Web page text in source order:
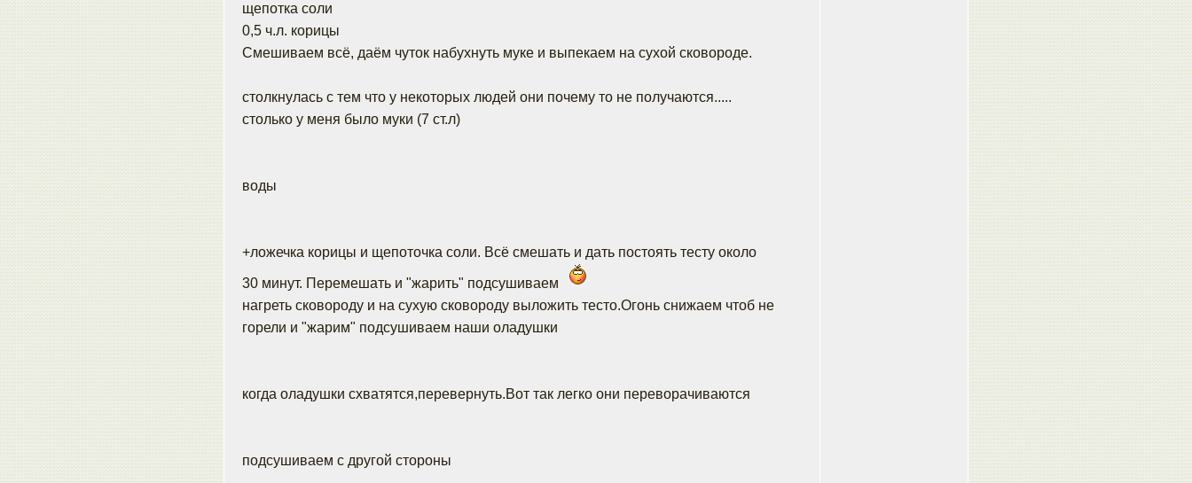
щепотка соли
0,5 ч.л. корицы
Смешиваем всё, даём чуток набухнуть муке и выпекаем на сухой сковороде.
столкнулась с тем что у некоторых людей они почему то не получаются.....
столько у меня было муки (7 ст.л)
воды
+ложечка корицы и щепоточка соли. Всё смешать и дать постоять тесту около
30 минут. Перемешать и "жарить" подсушиваем
нагреть сковороду и на сухую сковороду выложить тесто.Огонь снижаем чтоб не
горели и "жарим" подсушиваем наши оладушки
когда оладушки схватятся,перевернуть.Вот так легко они переворачиваются
подсушиваем с другой стороны